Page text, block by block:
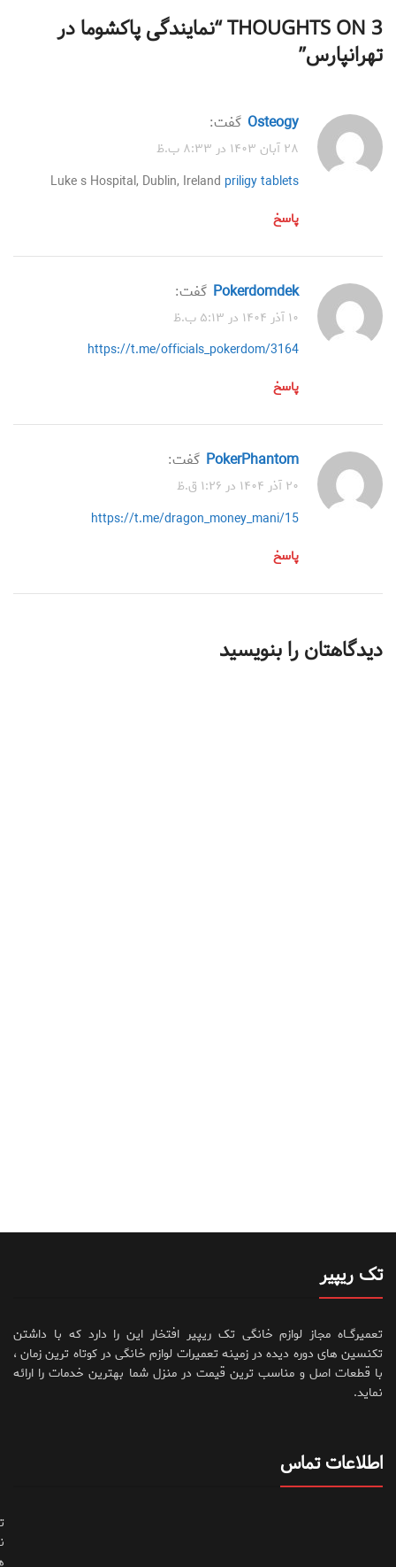
3 THOUGHTS ON “
نمایندگی پاکشوما در
تهرانپارس”
osteogy گفت:
۲۸ آبان ۱۴۰۳ در ۸:۳۳ ب.ظ
Luke s Hospital, Dublin, Ireland priligy tablets
پاسخ
Pokerdomdek گفت:
۱۰ آذر ۱۴۰۴ در ۵:۱۳ ب.ظ
https://t.me/officials_pokerdom/3164
پاسخ
PokerPhantom گفت:
۲۰ آذر ۱۴۰۴ در ۱:۲۶ ق.ظ
https://t.me/dragon_money_mani/15
پاسخ
دیدگاهتان را بنویسید
تک ریپیر
تعمیرگــاه مجاز لوازم خانگی تک ریپیر افتخار این را دارد که با داشتن
تکنسین های دوره دیده در زمینه تعمیرات لوازم خانگی در کوتاه ترین زمان ،
با قطعات اصل و مناسب ترین قیمت در منزل شما بهترین خدمات را ارائه
نماید.
اطلاعات تماس